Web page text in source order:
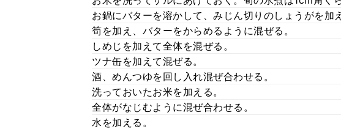
お鍋にバターを溶かして、みじん切りのしょうがを加
筍を加え、バターをからめるように混ぜる。
しめじを加えて全体を混ぜる。
ツナ缶を加えて混ぜる。
酒、めんつゆを回し入れ混ぜ合わせる。
洗っておいたお米を加える。
全体がなじむように混ぜ合わせる。
水を加える。